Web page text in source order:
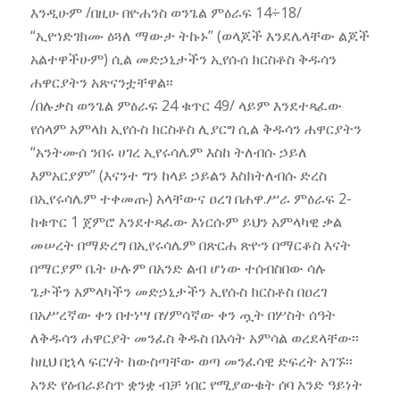
እንዲሁም /በዚሁ በዮሐንስ ወንጌል ምዕራፍ 14÷18/
“ኢየኀድገክሙ ዕጓለ ማውታ ትኩኑ” (ወላጆች እንደሌላቸው ልጆች
አልተዋችሁም) ሲል መድኃኒታችን ኢየሱሰ ክርስቶስ ቅዱሳን
ሐዋርያትን አጽናንቷቸዋል፡፡
/በሉቃስ ወንጌል ምዕራፍ 24 ቁጥር 49/ ላይም እንደተጻፈው
የሰላም አምላክ ኢየሱስ ክርስቶስ ሊያርግ ሲል ቅዱሳን ሐዋርያትን
“አንትሙሰ ንበሩ ሀገረ ኢየሩሳሌም እስከ ትለብሱ ኃይለ
እምአርያም” (እናንተ ግን ከላይ ኃይልን እስክትለብሱ ድረስ
በኢየሩሳሌም ተቀመጡ) አላቸውና ዐረገ በሐዋ.ሥራ ምዕራፍ 2-
ከቁጥር 1 ጀምሮ እንደተጻፈው እነርሱም ይህን አምላካዊ ቃል
መሠረት በማድረግ በኢየሩሳሌም በጽርሐ ጽዮን በማርቆስ እናት
በማርያም ቤት ሁሉም በአንድ ልብ ሆነው ተሰብስበው ሳሉ
ጌታችን አምላካችን መድኃኒታችን ኢየሱስ ክርስቶስ በዐረገ
በአሥረኛው ቀን በተነሣ በሃምሳኛው ቀን ጧት በሦስት ሰዓት
ለቅዱሳን ሐዋርያት መንፈስ ቅዱስ በእሳት አምሳል ወረደላቸው፡፡
ከዚህ በኋላ ፍርሃት ከውስጣቸው ወጣ መንፈሳዊ ድፍረት አገኙ፡፡
አንድ የዕብራይስጥ ቋንቋ ብቻ ነበር የሚያውቁት ሰባ አንድ ዓይነት